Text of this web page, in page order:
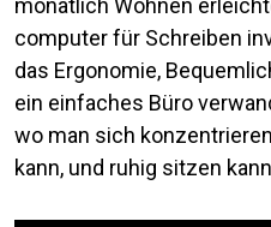
monatlich Wohnen
computer für Schreiben
das Ergonomie,
ein einfaches Büro
wo man sich
kann, und ruhig sitzen